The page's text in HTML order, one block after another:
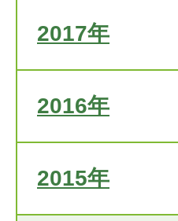
2017年
2016年
2015年